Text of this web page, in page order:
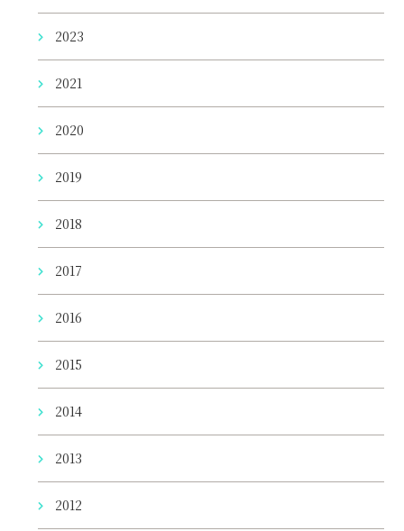
2023
2021
2020
2019
2018
2017
2016
2015
2014
2013
2012